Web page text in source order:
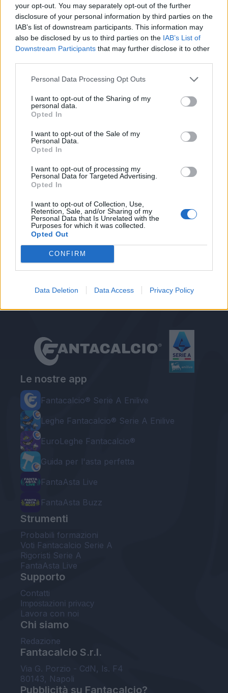
your opt-out. You may separately opt-out of the further
disclosure of your personal information by third parties on the
IAB’s list of downstream participants. This information may
also be disclosed by us to third parties on the IAB’s List of
Downstream Participants that may further disclose it to other
Personal Data Processing Opt Outs
I want to opt-out of the Sharing of my
personal data.
Opted In
I want to opt-out of the Sale of my
Personal Data.
Opted In
I want to opt-out of processing my
Personal Data for Targeted Advertising.
Opted In
I want to opt-out of Collection, Use,
Retention, Sale, and/or Sharing of my
Personal Data that Is Unrelated with the
Purposes for which it was collected.
Opted Out
CONFIRM
Data Deletion Data Access Privacy Policy
giocando poco con la testa e molto con la
pancia”.
SuGabigole la sua reazione Pioli ha preferito
minimizzare: "Io non gli ho parlato di quella
situazione lì e non mi interessa. Lunedì non era
contento nessuno, il problema ora è riprendere il
Da Conte a Simeone, si fanno tanti nomi per il
successore del tecnico sulla panchina dell’Inter:
Io qualche volta apro la porta, ma non vedo
nessuno. Sono concentrato, motivato e sereno,
carriera mi sono sudato ogni passo e così
continuerò a fare. Voglio che l’Inter sia un punto
di partenza che può diventare un punto
d'arrivo".
Redazione Fantacalcio.it
Le nostre app
Fantacalcio® Serie A Enilive
Leghe Fantacalcio® Serie A Enilive
EuroLeghe Fantacalcio®
Guida per l'asta perfetta
FantaAsta Live
FantaAsta Buzz
Strumenti
Probabili formazioni
Voti Fantacalcio Serie A
Rigoristi Serie A
FantaAsta Live
Supporto
Contatti
Impostazioni privacy
Lavora con noi
Chi siamo
Redazione
Fantacalcio S.r.l.
Via G. Porzio - CdN, Is. F4
80143, Napoli
Pubblicità su Fantacalcio?